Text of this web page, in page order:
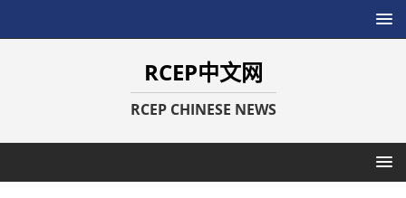
RCEP中文网
RCEP CHINESE NEWS